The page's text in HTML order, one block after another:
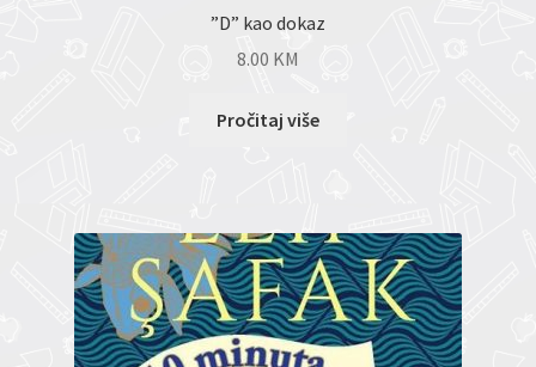
”D” kao dokaz
8.00 KM
Pročitaj više